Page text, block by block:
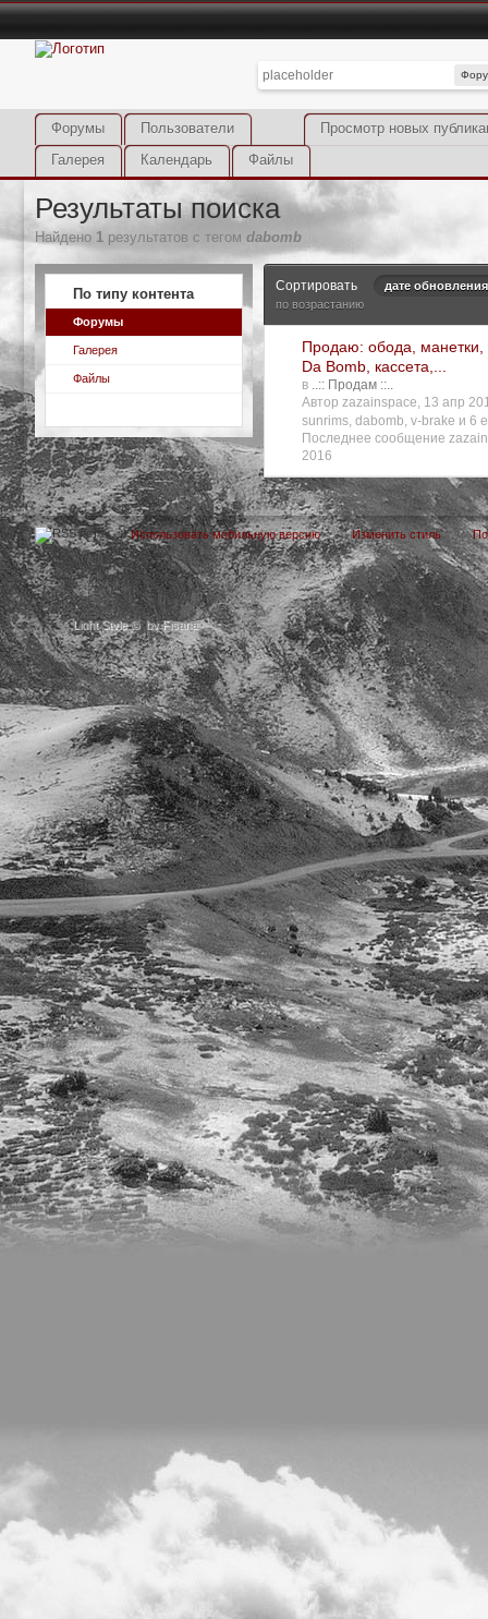
Light Style © by Fisana
Просмотр новых
Форумы
Пользователи
Галерея
Календарь Файлы
Результаты поиска
Найдено 1 результатов с тегом dabomb
По типу контента
Форумы
Галерея
Файлы
Сортировать
дате обновления
по возрастанию
Продаю: обода, манетки,
Da Bomb, кассета,...
в ..:: Продам ::..
Автор zazainspace, 13 апр
sunrims, dabomb, v-brake и 6
Последнее сообщение
2016
Использовать мобильную версию Изменить стиль